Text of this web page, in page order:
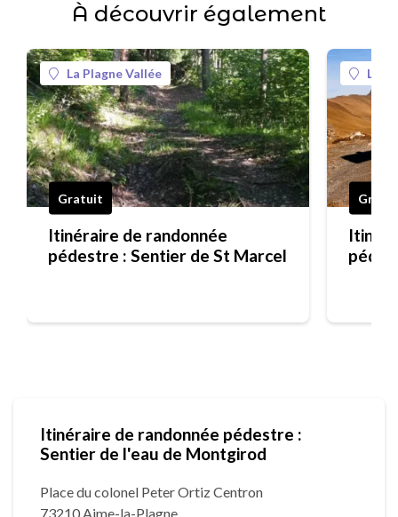
À découvrir également
La Plagne Vallée
Gratuit
Itinéraire de randonnée
pédestre : Sentier de St Marcel
La
Itinéraire de randonnée pédestre :
Sentier de l'eau de Montgirod
Place du colonel Peter Ortiz Centron
73210 Aime-la-Plagne